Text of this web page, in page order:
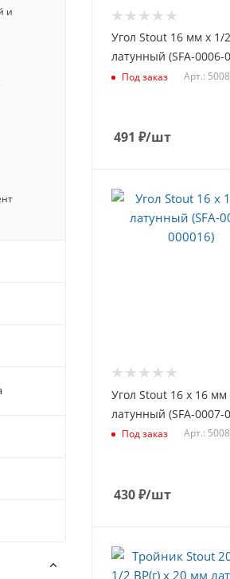
Угол Stout 16 мм х 1/
латунный (SFA-0006-
Под заказ Арт.:
491 ₽/шт
Угол Stout 16 х 16 мм
латунный (SFA-0007-
Под заказ Арт.:
430₽/шт
и